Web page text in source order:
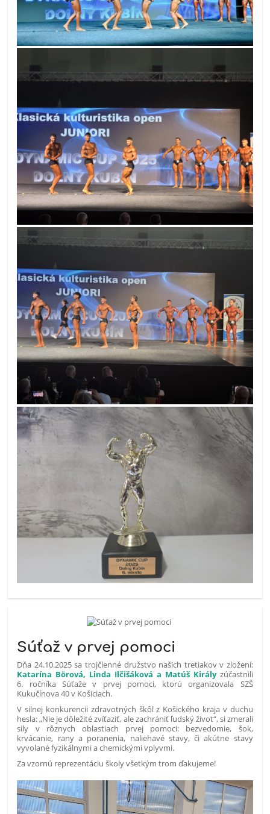
Súťaž v prvej pomoci
Dňa 24.10.2025 sa trojčlenné družstvo našich tretiakov v zložení:
Katarína Börová, Linda Ilčišáková a Matúš Királyzúčastnili
6. ročníka Súťaže v prvej pomoci, ktorú organizovala SZŠ
Kukučínova 40 v Košiciach.
V silnej konkurencii zdravotných škôl z Košického kraja v duchu
hesla: „Nie je dôležité zvíťaziť, ale zachrániť ľudský život“, si zmerali
sily v rôznych oblastiach prvej pomoci: bezvedomie, šok,
krvácanie, rany a poranenia, naliehavé stavy, či akútne stavy
vyvolané fyzikálnymi a chemickými vplyvmi.
Za vzornú reprezentáciu školy všetkým trom ďakujeme!